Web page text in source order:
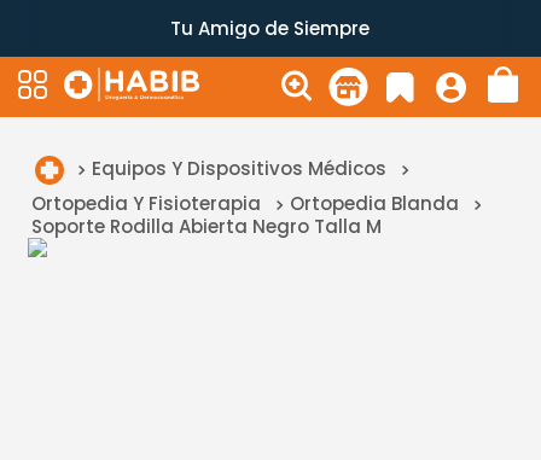
Tu Amigo de Siempre
Equipos Y Dispositivos Médicos
Ortopedia Y Fisioterapia
Ortopedia Blanda
Soporte Rodilla Abierta Negro Talla M